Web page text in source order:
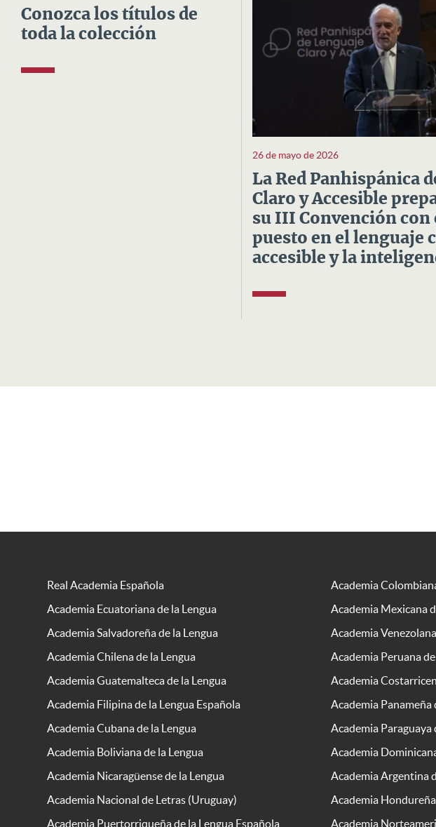
Conozca los títulos de
toda la colección
26 de mayo de 2026
La Red Panhispánica
Claro y Accesible
su III Convención con
puesto en el lenguaje
accesible y la
Real Academia Española
Academia
Academia Ecuatoriana de la Lengua
Academia Mexicana
Academia Salvadoreña de la Lengua
Academia
Academia Chilena de la Lengua
Academia Peruana
Academia Guatemalteca de la Lengua
Academia
Academia Filipina de la Lengua Española
Academia Panameña
Academia Cubana de la Lengua
Academia Paraguaya
Academia Boliviana de la Lengua
Academia
Academia Nicaragüense de la Lengua
Academia Argentina
Academia Nacional de Letras (Uruguay)
Academia
Academia Puertorriqueña de la Lengua Española
Academia